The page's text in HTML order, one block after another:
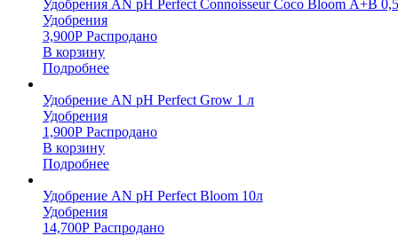
Удобрения AN pH Perfect Connoisseur Coco Bloom А+В
Удобрения
3,900Р Распродано
В корзину
Подробнее
Удобрение AN pH Perfect Grow 1 л
Удобрения
1,900Р Распродано
В корзину
Подробнее
Удобрение AN pH Perfect Bloom 10л
Удобрения
14,700Р Распродано